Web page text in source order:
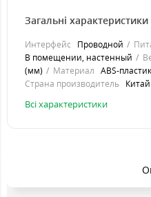
Загальні характеристики
Интерфейс Проводной
В помещении, настенный
(мм)
Материал ABS-пластик
Страна производитель Китай
Всі характеристики